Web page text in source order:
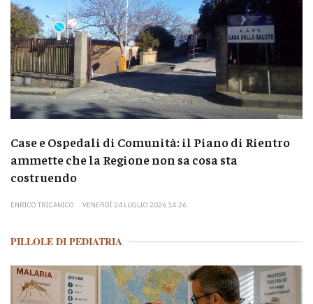
Case e Ospedali di Comunità: il Piano di Rientro
ammette che la Regione non sa cosa sta
costruendo
ENRICO TRICANICO VENERDÌ 24 LUGLIO 2026 14:26
PILLOLE DI PEDIATRIA